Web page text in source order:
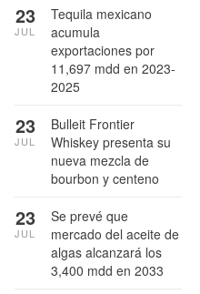
Tequila mexicano
acumula
exportaciones por
11,697 mdd en 2023-
2025
23
JUL
Bulleit Frontier
Whiskey presenta su
nueva mezcla de
bourbon y centeno
23
JUL
Se prevé que
mercado del aceite de
algas alcanzará los
3,400 mdd en 2033
23
JUL